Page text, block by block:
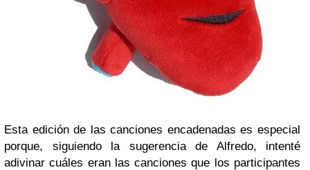
Esta edición de las canciones encadenadas es especial
porque, siguiendo la sugerencia de Alfredo, intenté
adivinar cuáles eran las canciones que los participantes